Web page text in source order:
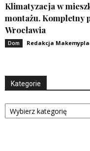
Klimatyzacja w
montażu. Kompletny
Wrocławia
Dom Redakcja
Kategorie
Kategorie